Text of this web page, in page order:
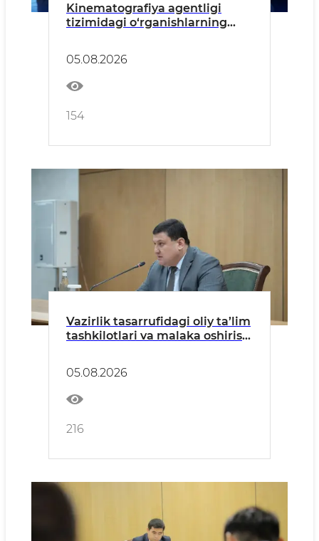
Kinematografiya agentligi
tizimidagi o‘rganishlarning
05.08.2026
154
Vazirlik tasarrufidagi oliy ta’lim
tashkilotlari va malaka oshirish
05.08.2026
216